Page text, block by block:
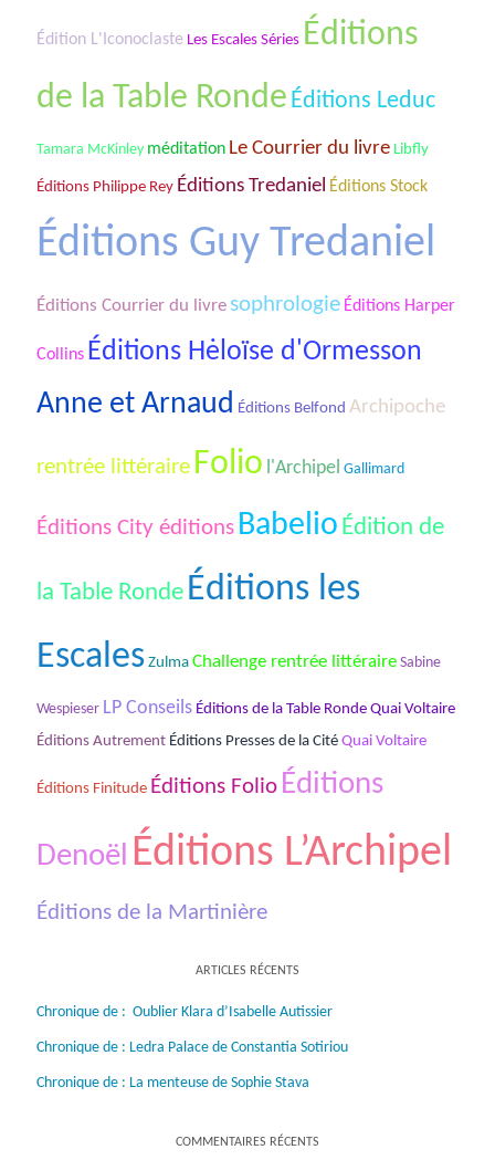
Édition L'Iconoclaste Les Escales Séries Éditions
de la Table Ronde Éditions Leduc
Tamara McKinley méditation Le Courrier du livre Libfly
Éditions Philippe Rey Éditions Tredaniel Éditions Stock
Éditions Guy Tredaniel
Éditions Courrier du livre sophrologie Éditions Harper
Collins Éditions Hėloïse d'Ormesson
Anne et Arnaud Éditions Belfond Archipoche
rentrée littéraire Folio l'Archipel Gallimard
Éditions City éditions Babelio Édition de
la Table Ronde Éditions les
Escales Zulma Challenge rentrée littéraire Sabine
Wespieser LP Conseils Éditions de la Table Ronde Quai Voltaire
Éditions Autrement Éditions Presses de la Cité Quai Voltaire
Éditions Finitude Éditions Folio Éditions
Denoël Éditions L’Archipel
Éditions de la Martinière
ARTICLES RÉCENTS
Chronique de : Oublier Klara d’Isabelle Autissier
Chronique de : Ledra Palace de Constantia Sotiriou
Chronique de : La menteuse de Sophie Stava
COMMENTAIRES RÉCENTS